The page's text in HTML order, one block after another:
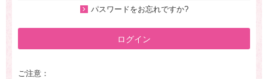
パスワードをお忘れですか?
ログイン
ご注意：